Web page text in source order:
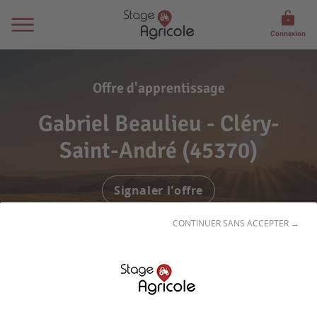
CONTINUER SANS ACCEPTER →
Connexion
Offre d'apprentissage
Gabriel Beaulieu - Cléry-
Saint-André (45370)
Signaler l'offre